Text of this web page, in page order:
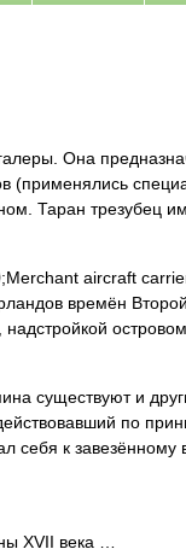
Она
(применялись
Таран трезубец
aircraft
времён
существуют и
по
себя к
XVII века …